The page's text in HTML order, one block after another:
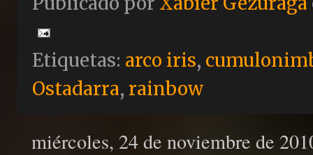
Etiquetas: arco iris,
Ostadarra, rainbow
miércoles, 24 de noviembre de